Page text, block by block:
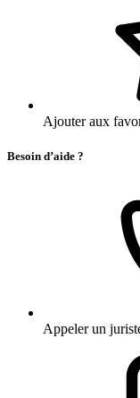
Ajouter aux
Besoin d’aide ?
Appeler un